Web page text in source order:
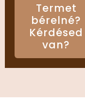
Termet
bérelné?
Kérdésed
van?